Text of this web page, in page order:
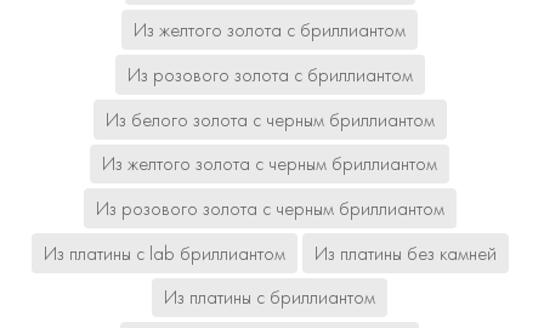
Из желтого золота с бриллиантом
Из розового золота с бриллиантом
Из белого золота с черным бриллиантом
Из желтого золота с черным бриллиантом
Из розового золота с черным бриллиантом
Из платины с lab бриллиантом
Из платины без камней
Из платины с бриллиантом